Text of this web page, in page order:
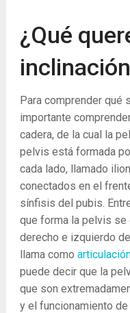
¿Qué
Para comprender qué
importante
cadera, de la cual la
pelvis está formada
cada lado, llamado
conectados en el
sínfisis del pubis.
que forma la pelvis se
derecho e izquierdo
llama como
puede decir que la
que son
y el funcionamiento de